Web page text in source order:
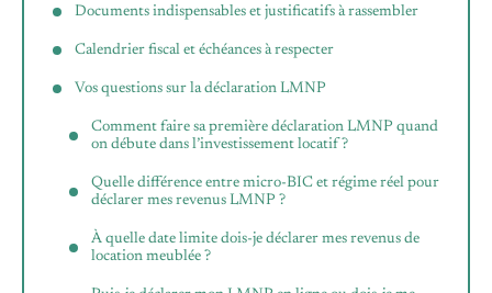
Documents indispensables et justificatifs à rassembler
Calendrier fiscal et échéances à respecter
Vos questions sur la déclaration LMNP
Comment faire sa première déclaration LMNP quand
on débute dans l’investissement locatif ?
Quelle différence entre micro-BIC et régime réel pour
déclarer mes revenus LMNP ?
À quelle date limite dois-je déclarer mes revenus de
location meublée ?